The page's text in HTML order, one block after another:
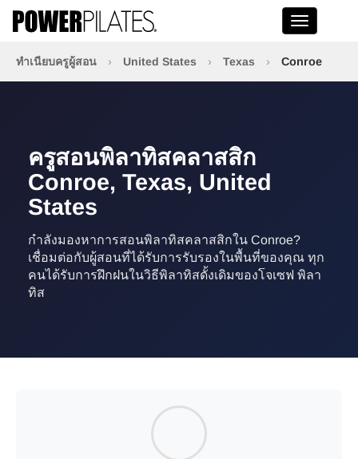
Toggle
ทำเนียบครูผู้สอน › United States › Texas › Conroe
ครูสอนพิลาทิสคลาสสิก
Conroe, Texas, United
States
กำลังมองหาการสอนพิลาทิสคลาสสิกใน Conroe?
เชื่อมต่อกับผู้สอนที่ได้รับการรับรองในพื้นที่ของคุณ ทุก
คนได้รับการฝึกฝนในวิธีพิลาทิสดั้งเดิมของโจเซฟ พิลา
ทิส